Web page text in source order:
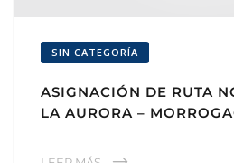
SIN CATEGORÍA
ASIGNACIÓN DE RUTA
LA AURORA –